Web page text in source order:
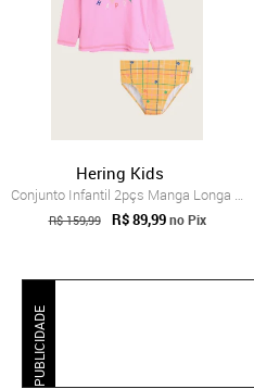
Hering Kids
Conjunto Infantil 2pçs Manga Longa Herin...
R$ 159,99 R$ 89,99 no Pix
PUBLICIDADE